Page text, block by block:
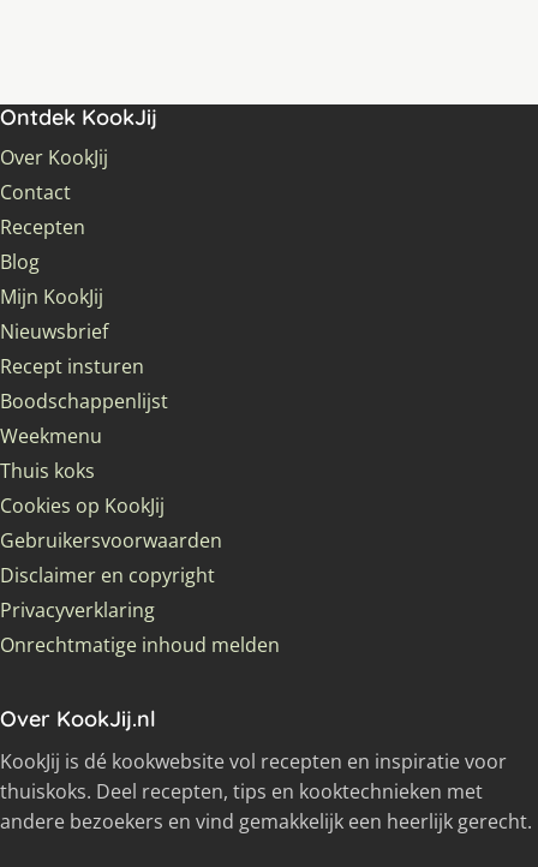
Ontdek KookJij
Over KookJij
Contact
Recepten
Blog
Mijn KookJij
Nieuwsbrief
Recept insturen
Boodschappenlijst
Weekmenu
Thuis koks
Cookies op KookJij
Gebruikersvoorwaarden
Disclaimer en copyright
Privacyverklaring
Onrechtmatige inhoud melden
Over KookJij.nl
KookJij is dé kookwebsite vol recepten en inspiratie voor
thuiskoks. Deel recepten, tips en kooktechnieken met
andere bezoekers en vind gemakkelijk een heerlijk gerecht.